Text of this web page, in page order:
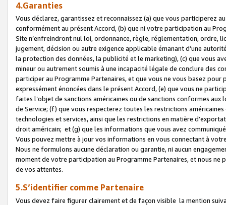
4.Garanties
Vous déclarez, garantissez et reconnaissez (a) que vous participerez
conformément au présent Accord, (b) que ni votre participation au
Site n’enfreindront nul loi, ordonnance, règle, réglementation, ordre,
jugement, décision ou autre exigence applicable émanant d’une
la protection des données, la publicité et le marketing), (c) que vous
mineur ou autrement soumis à une incapacité légale de conclure des
participer au Programme Partenaires, et que vous ne vous basez
expressément énoncées dans le présent Accord, (e) que vous ne
faites l’objet de sanctions américaines ou de sanctions conformes
de Service; (f) que vous respecterez toutes les restrictions
technologies et services, ainsi que les restrictions en matière
droit américain; et (g) que les informations que vous avez
Vous pouvez mettre à jour vos informations en vous connectant à
Nous ne formulons aucune déclaration ou garantie, ni aucun
moment de votre participation au Programme Partenaires, et nous
de vos attentes.
5.S’identifier comme Partenaire
Vous devez faire figurer clairement et de façon visible la mention